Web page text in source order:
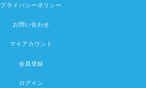
プライバシーポリシー
お問い合わせ
マイアカウント
会員登録
ログイン